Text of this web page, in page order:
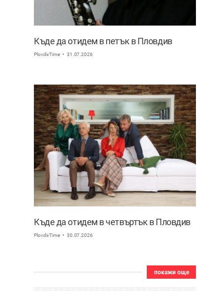
Къде да отидем в петък в Пловдив
PlovdivTime 31.07.2026
Къде да отидем в четвъртък в Пловдив
PlovdivTime 30.07.2026
покажи още